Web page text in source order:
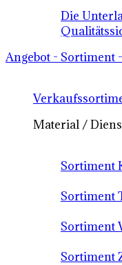
Die
Angebot - Sortiment
Material /
Sortiment
Sortiment
Sortiment
Sortiment